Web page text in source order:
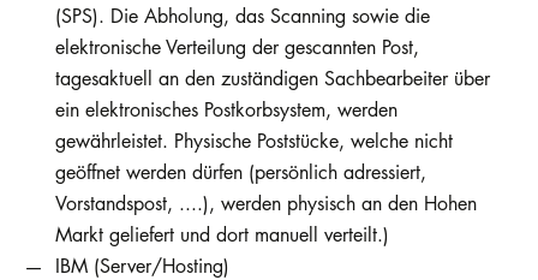
(SPS). Die Abholung, das Scanning sowie die
elektronische Verteilung der gescannten Post,
tagesaktuell an den zuständigen Sachbearbeiter über
ein elektronisches Postkorbsystem, werden
gewährleistet. Physische Poststücke, welche nicht
geöffnet werden dürfen (persönlich adressiert,
Vorstandspost, ....), werden physisch an den Hohen
Markt geliefert und dort manuell verteilt.)
IBM (Server/Hosting)